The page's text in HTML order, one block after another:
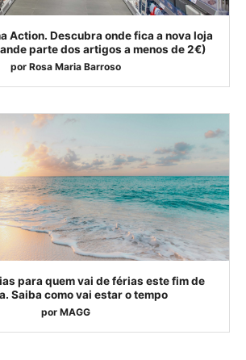
Action. Descubra onde fica a nova loja
parte dos artigos a menos de 2€)
por Rosa Maria Barroso
para quem vai de férias este fim de
Saiba como vai estar o tempo
por MAGG